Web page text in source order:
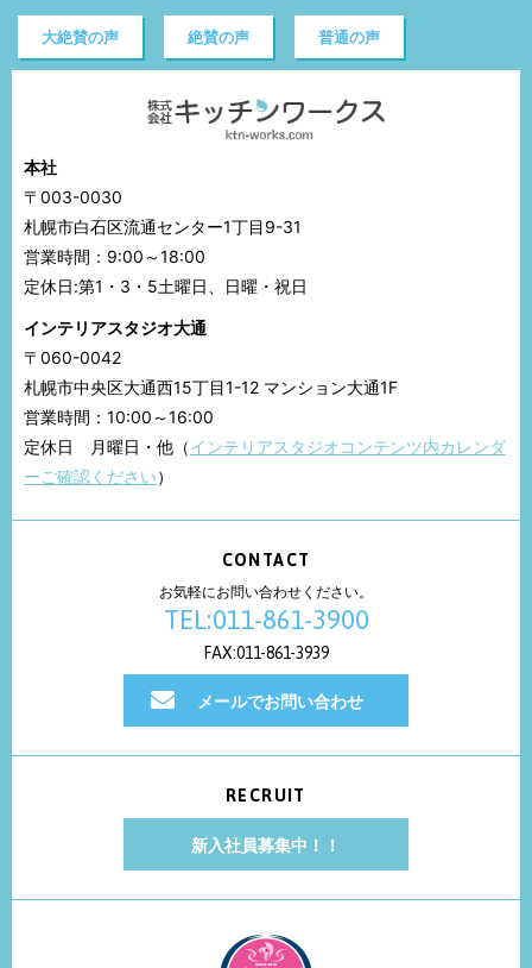
大絶賛の声 絶賛の声 普通の声
本社
〒003-0030
札幌市白石区流通センター1丁目9-31
営業時間：9:00～18:00
定休日:第1・3・5土曜日、日曜・祝日
インテリアスタジオ大通
〒060-0042
札幌市中央区大通西15丁目1-12 マンション大通1F
営業時間：10:00～16:00
定休日 月曜日・他（インテリアスタジオコンテンツ内カレンダ
ーご確認ください）
CONTACT
お気軽にお問い合わせください。
TEL:011-861-3900
FAX:011-861-3939
メールでお問い合わせ
RECRUIT
新入社員募集中！！